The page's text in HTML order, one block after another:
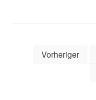
Vorheriger